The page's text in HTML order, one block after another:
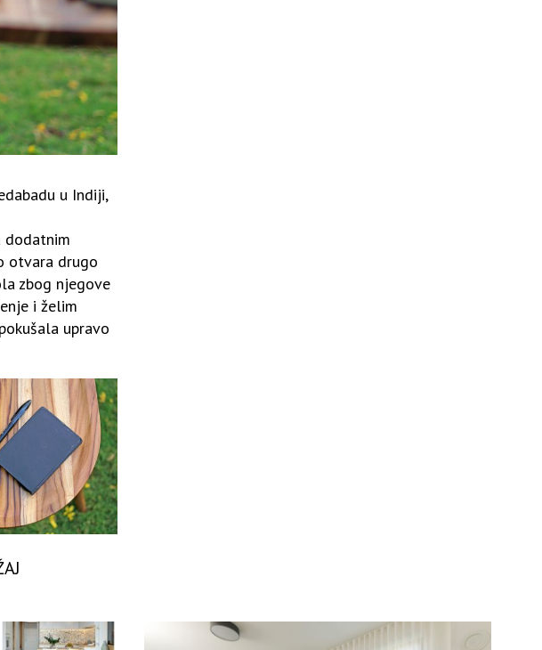
u Indiji,
dodatnim
otvara drugo
zbog njegove
i želim
upravo